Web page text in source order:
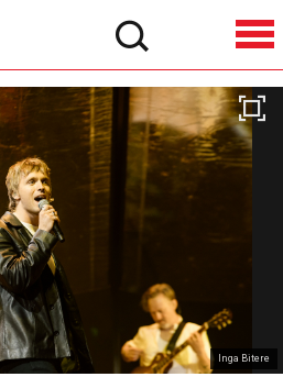
Inga Bitere